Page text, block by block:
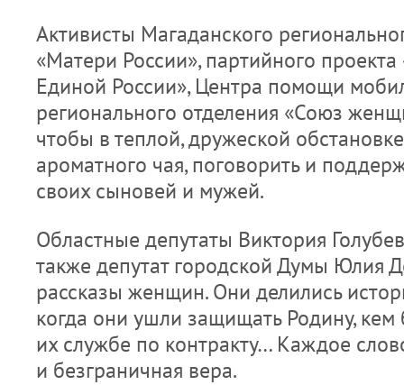
Активисты Магаданского
«Матери России», партийного
Единой России», Центра помощи
регионального отделения «Союз
чтобы в теплой, дружеской
ароматного чая, поговорить и
своих сыновей и мужей.
Областные депутаты Виктория
также депутат городской Думы Юлия
рассказы женщин. Они делились
когда они ушли защищать Родину,
их службе по контракту… Каждое
и безграничная вера.